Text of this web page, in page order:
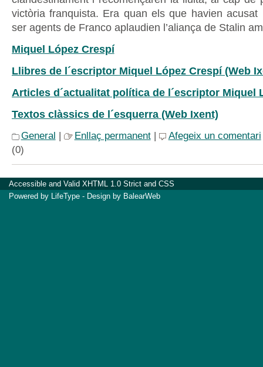
victòria franquista. Era quan els que havien
ser agents de Franco aplaudien l’aliança de Stalin
Miquel López Crespí
Llibres de l´escriptor Miquel López Crespí (Web
Articles d´actualitat política de l´escriptor Miquel
Textos clàssics de l´esquerra (Web Ixent)
General | Enllaç permanent| Afegeix un comentari
(0)
Accessible and Valid XHTML 1.0 Strict and CSS
Powered by LifeType - Design by BalearWeb